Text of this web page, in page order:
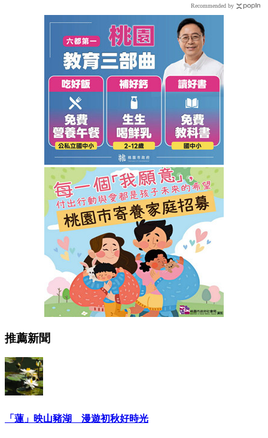
Recommended by
推薦新聞
「蓮」映山豬湖 漫遊初秋好時光